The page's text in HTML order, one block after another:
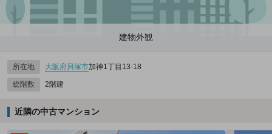
建物外観
所在地 大阪府貝塚市加神1丁目13-18
総階数 2階建
近隣の中古マンション